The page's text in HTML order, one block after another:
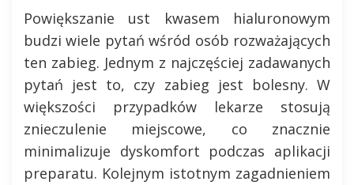
Powiększanie ust kwasem hialuronowym
budzi wiele pytań wśród osób rozważających
ten zabieg. Jednym z najczęściej zadawanych
pytań jest to, czy zabieg jest bolesny. W
większości przypadków lekarze stosują
znieczulenie miejscowe, co znacznie
minimalizuje dyskomfort podczas aplikacji
preparatu. Kolejnym istotnym zagadnieniem